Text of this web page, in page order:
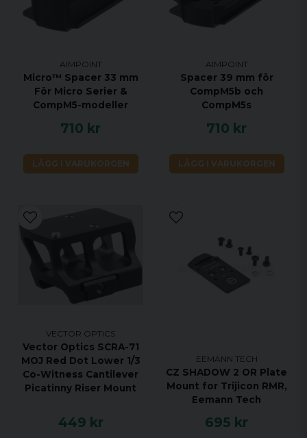
AIMPOINT
Micro™ Spacer 33 mm
För Micro Serier &
CompM5-modeller
710 kr
LÄGG I VARUKORGEN
AIMPOINT
Spacer 39 mm för
CompM5b och
CompM5s
710 kr
LÄGG I VARUKORGEN
VECTOR OPTICS
Vector Optics SCRA-71
MOJ Red Dot Lower 1/3
Co-Witness Cantilever
Picatinny Riser Mount
449 kr
EEMANN TECH
CZ SHADOW 2 OR Plate
Mount for Trijicon RMR,
Eemann Tech
695 kr